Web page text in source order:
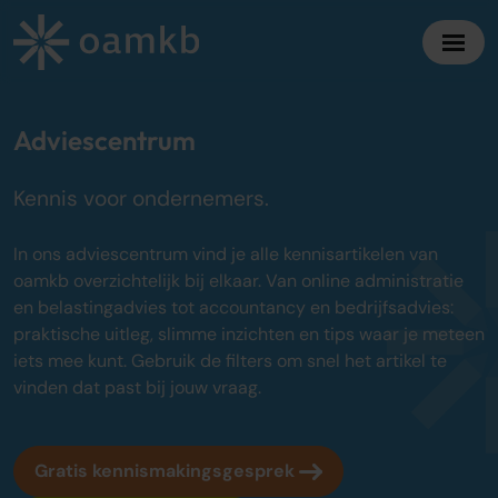
Adviescentrum
Kennis voor ondernemers.
In ons adviescentrum vind je alle kennisartikelen van
oamkb overzichtelijk bij elkaar. Van online administratie
en belastingadvies tot accountancy en bedrijfsadvies:
praktische uitleg, slimme inzichten en tips waar je meteen
iets mee kunt. Gebruik de filters om snel het artikel te
vinden dat past bij jouw vraag.
Gratis kennismakingsgesprek
Online Administratie
Belastingadvies
Accountancy
Zekerheid bij jaarrekening en cijfers
Strategisch advies voor groei
Over oamkb